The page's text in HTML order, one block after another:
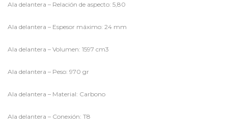
Ala delantera – Relación de aspecto: 5,80
Ala delantera – Espesor máximo: 24 mm
Ala delantera – Volumen: 1597 cm3
Ala delantera – Peso: 970 gr
Ala delantera – Material: Carbono
Ala delantera – Conexión: T8